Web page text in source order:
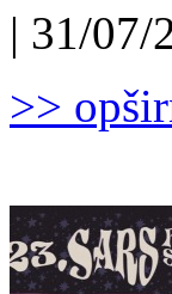
| 31/07/
>>